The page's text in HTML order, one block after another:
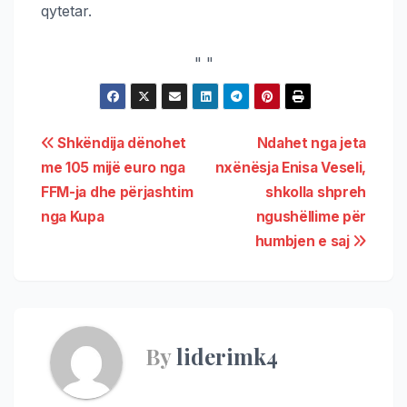
qytetar.
" "
Ndahet nga jeta
nxënësja Enisa Veseli,
shkolla shpreh
ngushëllime për
humbjen e saj
Shkëndija dënohet
me 105 mijë euro nga
FFM-ja dhe përjashtim
nga Kupa
Byliderimk4